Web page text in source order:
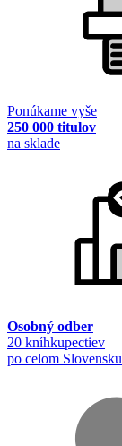
Ponúkame vyše
250 000 titulov
na sklade
Osobný odber
20 kníhkupectiev
po celom Slovensku